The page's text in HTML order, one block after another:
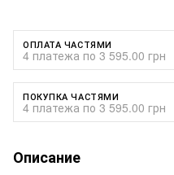
ОПЛАТА ЧАСТЯМИ
4 платежа по 3 595.00 грн
ПОКУПКА ЧАСТЯМИ
4 платежа по 3 595.00 грн
Описание